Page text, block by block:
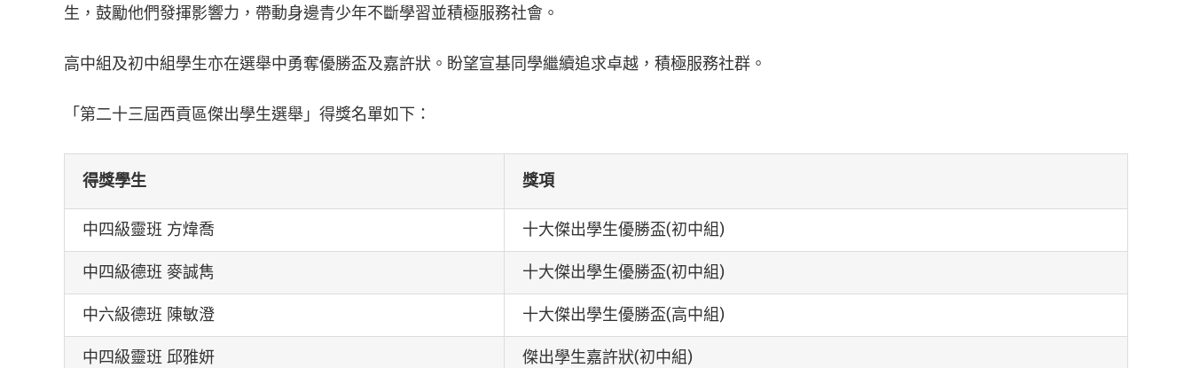
生，鼓勵他們發揮影響力，帶動身邊青少年不斷學習並積極服務社會。
高中組及初中組學生亦在選舉中勇奪優勝盃及嘉許狀。盼望宣基同學繼續追求卓越，積極服務社群。
「第二十三屆西貢區傑出學生選舉」得獎名單如下：
得獎學生 獎項
中四級靈班 方煒喬 十大傑出學生優勝盃(初中組)
中四級德班 麥誠雋 十大傑出學生優勝盃(初中組)
中六級德班 陳敏澄 十大傑出學生優勝盃(高中組)
中四級靈班 邱雅妍 傑出學生嘉許狀(初中組)